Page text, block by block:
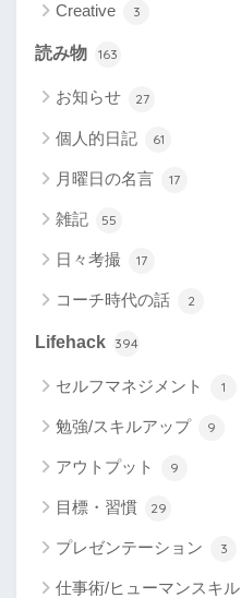
Creative 3
読み物 163
お知らせ 27
個人的日記 61
月曜日の名言 17
雑記 55
日々考撮 17
コーチ時代の話 2
Lifehack 394
セルフマネジメント 1
勉強/スキルアップ 9
アウトプット 9
目標・習慣 29
プレゼンテーション 3
仕事術/ヒューマンスキル